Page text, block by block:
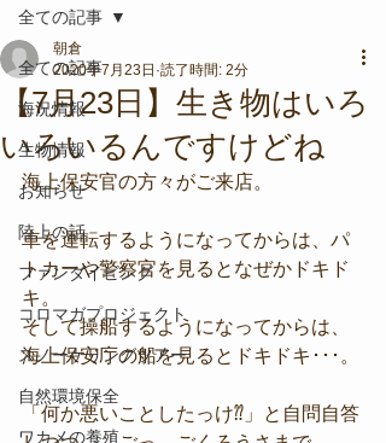
全ての記事
海況情報
生物情報
お知らせ
陸上の話
ファンダイビング
コロマガプロジェクト
スノーケリングツアー
自然環境保全
ワカメの養殖
全ての記事
【7月23日】生き物はいろ
いろいるんですけどね
朝倉
2020年7月23日 読了時間: 2分
海上保安官の方々がご来店。
車を運転するようになってからは、パ
トカーや警察官を見るとなぜかドキド
キ。
そして操船するようになってからは、
海上保安庁の船を見るとドキドキ･･･。
「何か悪いことしたっけ⁇」と自問自答